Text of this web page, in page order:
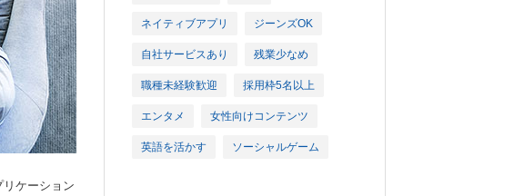
ケーション
ネイティブアプリ ジーンズOK
自社サービスあり 残業少なめ
職種未経験歓迎 採用枠5名以上
エンタメ 女性向けコンテンツ
英語を活かす ソーシャルゲーム